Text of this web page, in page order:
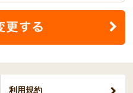
利用規約